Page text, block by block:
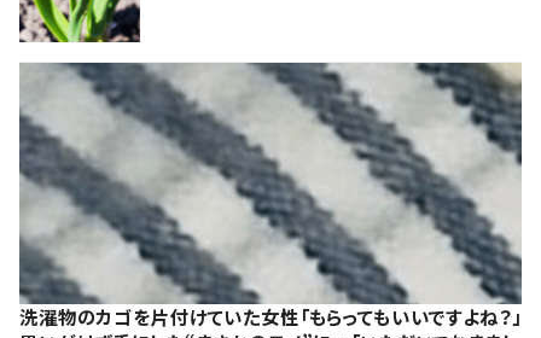
洗濯物のカゴを片付けていた女性「もらってもいいですよね？」